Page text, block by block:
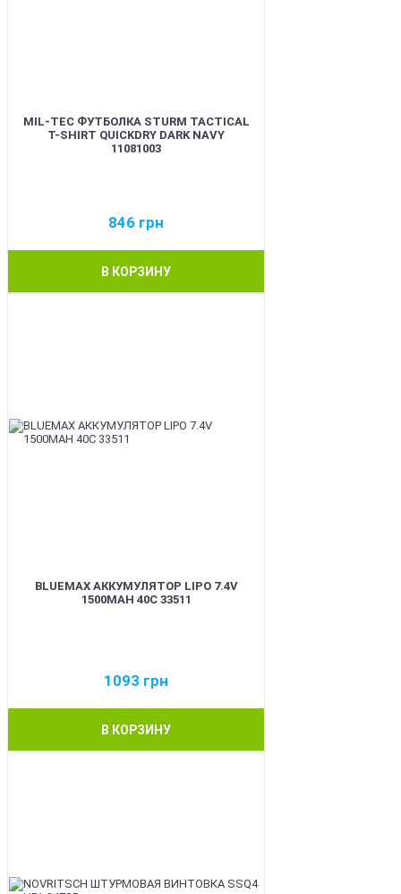
MIL-TEC ФУТБОЛКА STURM TACTICAL
T-SHIRT QUICKDRY DARK NAVY
11081003
846 грн
В КОРЗИНУ
BLUEMAX АККУМУЛЯТОР LIPO 7.4V
1500MAH 40C 33511
1093 грн
В КОРЗИНУ